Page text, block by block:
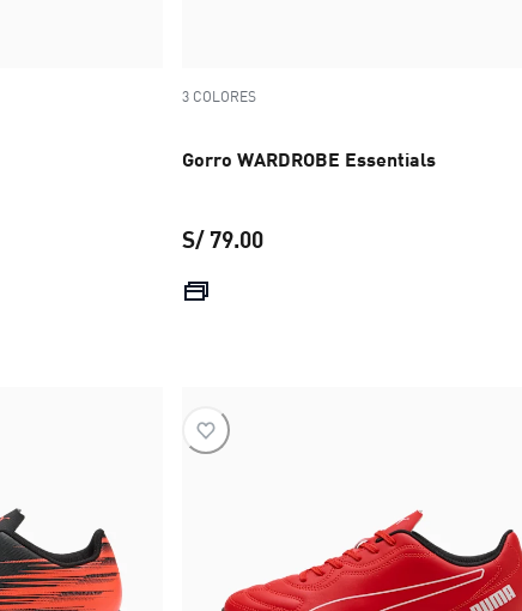
3 COLORES
Gorro WARDROBE Essentials
S/ 79.00